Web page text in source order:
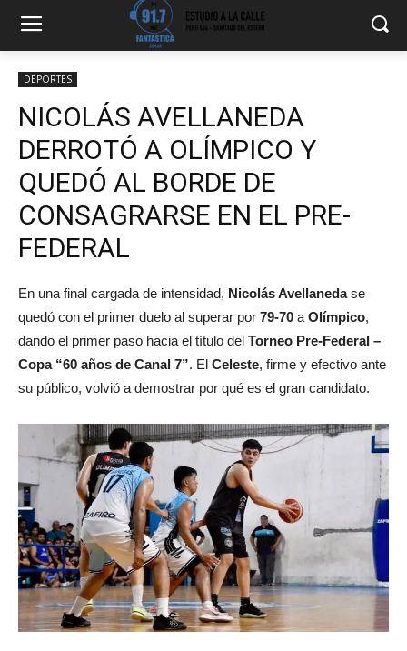
DEPORTES
NICOLÁS AVELLANEDA
DERROTÓ A OLÍMPICO Y
QUEDÓ AL BORDE DE
CONSAGRARSE EN EL PRE-
FEDERAL
En una final cargada de intensidad, Nicolás Avellanedase
quedó con el primer duelo al superar por 79-70 a Olímpico,
dando el primer paso hacia el título del Torneo Pre-Federal –
Copa “60 años de Canal 7”. El Celeste, firme y efectivo ante
su público, volvió a demostrar por qué es el gran candidato.